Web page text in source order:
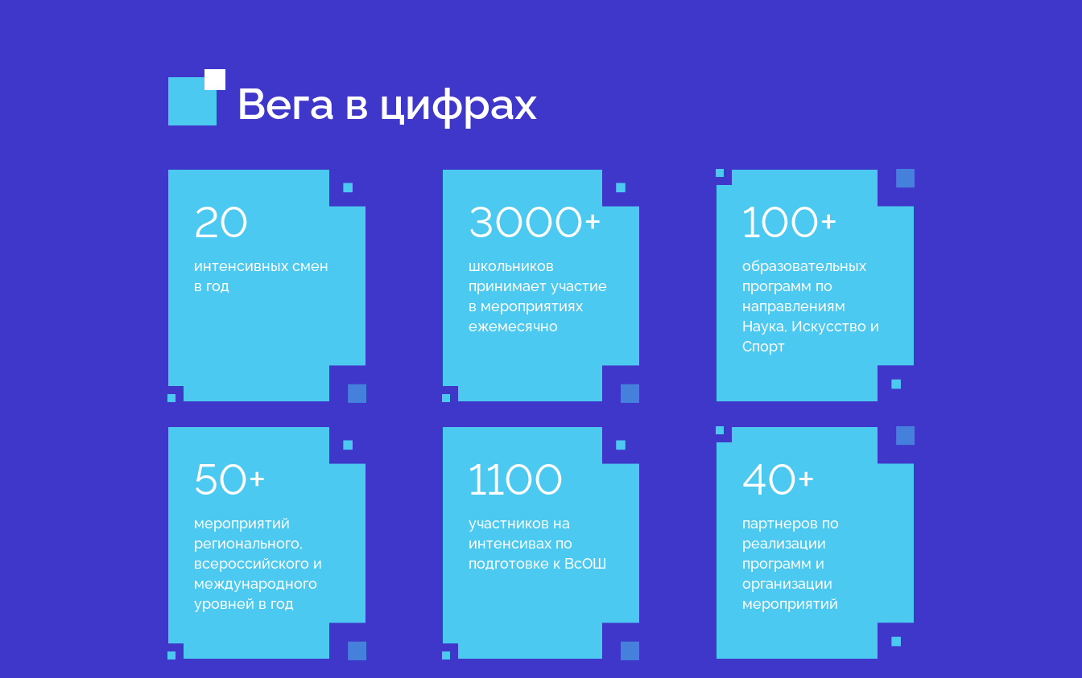
Вега в цифрах
20
интенсивных смен
в год
3000+
школьников
принимает участие
в мероприятиях
ежемесячно
100+
образовательных
программ по
направлениям
Наука, Искусство и
Спорт
50+
мероприятий
регионального,
всероссийского и
международного
уровней в год
1100
участников на
интенсивах по
подготовке к ВсОШ
40+
партнеров по
реализации
программ и
организации
мероприятий